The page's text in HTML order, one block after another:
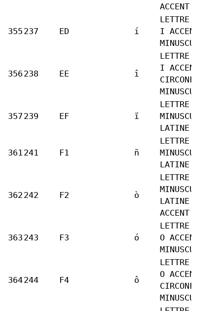
ACCENT GRAVE
355 237 ED í
LETTRE
I ACCENT
MINUSCULE
356 238 EE î
LETTRE
I ACCENT
CIRCONFLEXE
MINUSCULE
357 239 EF ï
LETTRE
MINUSCULE
LATINE I
361 241 F1 ñ
LETTRE
MINUSCULE
LATINE N
362 242 F2 ò
LETTRE
MINUSCULE
LATINE O
ACCENT GRAVE
363 243 F3 ó
LETTRE
O ACCENT
MINUSCULE
364244 F4 ô
LETTRE
O ACCENT
CIRCONFLEXE
MINUSCULE